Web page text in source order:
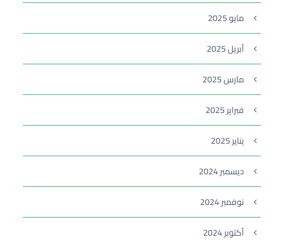
مايو 2025
أبريل 2025
مارس 2025
فبراير 2025
يناير 2025
ديسمبر 2024
نوفمبر 2024
أكتوبر 2024